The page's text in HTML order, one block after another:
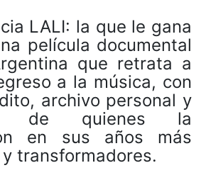
LALI: la que le gana
película documental
que retrata a
a la música, con
archivo personal y
de quienes la
en sus años más
transformadores.